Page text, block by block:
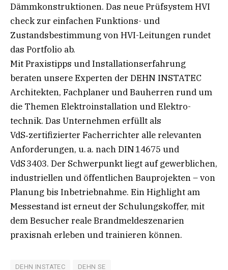
Dämmkonstruktionen. Das neue Prüfsystem HVI
check zur einfachen Funktions- und
Zustandsbestimmung von HVI-Leitungen rundet
das Portfolio ab.
Mit Praxistipps und Installationserfahrung
beraten unsere Experten der DEHN INSTATEC
Architekten, Fachplaner und Bauherren rund um
die Themen Elektroinstallation und Elektro-
technik. Das Unternehmen erfüllt als
VdS‑zertifizierter Facherrichter alle relevanten
Anforderungen, u. a. nach DIN 14675 und
VdS 3403. Der Schwerpunkt liegt auf gewerblichen,
industriellen und öffentlichen Bauprojekten – von
Planung bis Inbetriebnahme. Ein Highlight am
Messestand ist erneut der Schulungskoffer, mit
dem Besucher reale Brandmeldeszenarien
praxisnah erleben und trainieren können.
DEHN INSTATEC DEHN SE